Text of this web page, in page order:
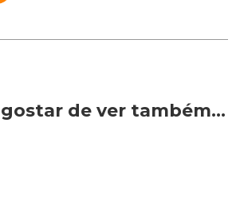
de ver também…